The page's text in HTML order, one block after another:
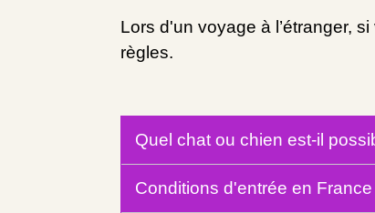
Lors d'un voyage à l’étranger,
règles.
Quel chat ou chien est-il
Conditions d'entrée en France